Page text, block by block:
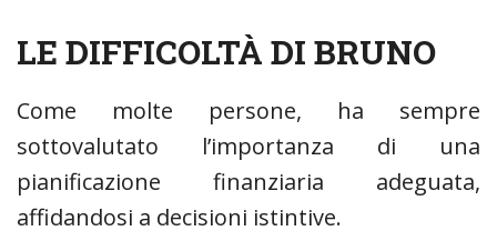
LE DIFFICOLTÀ DI BRUNO
Come molte persone, ha sempre
sottovalutato l’importanza di una
pianificazione finanziaria adeguata,
affidandosi a decisioni istintive.